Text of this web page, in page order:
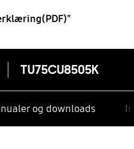
TU75CU8505K
og downloads